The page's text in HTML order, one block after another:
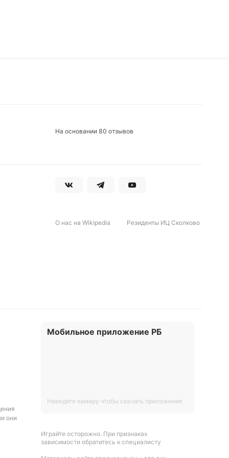
На основании 80 отзывов
О нас на Wikipedia Резиденты ИЦ Сколково
они
Мобильное приложение РБ
Наведите камеру чтобы скачать приложение
Играйте осторожно. При признаках
зависимости обратитесь к специалисту